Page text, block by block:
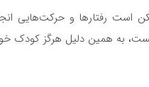
رفتار‌ها و حرکت‌هایی
به همین دلیل هرگز کودک خود